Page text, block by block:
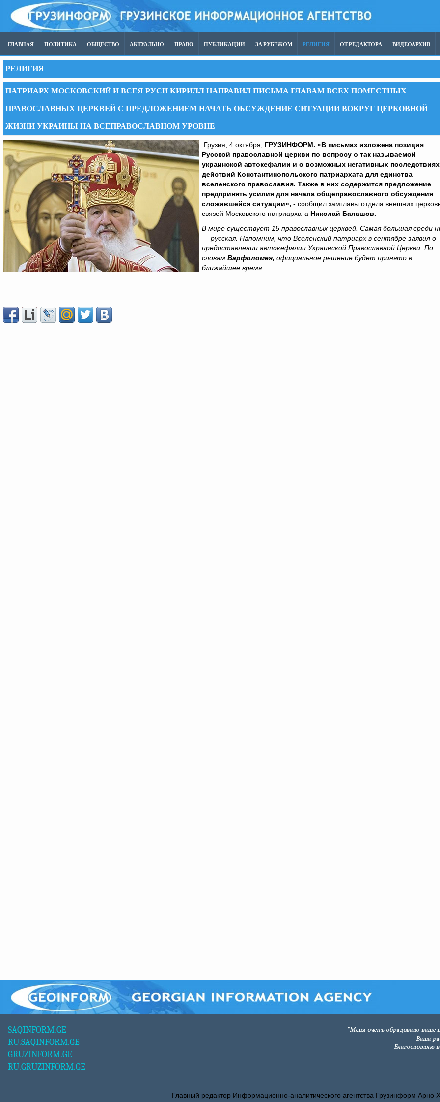
ГЛАВНАЯ ПОЛИТИКА ОБЩЕСТВО АКТУАЛЬНО ПРАВО ПУБЛИКАЦИИ ЗА РУБЕЖОМ РЕЛИГИЯ ОТ РЕДАКТОРА ВИДЕОАРХИВ
РЕЛИГИЯ
ПАТРИАРХ МОСКОВСКИЙ И ВСЕЯ РУСИ КИРИЛЛ НАПРАВИЛ ПИСЬМА ГЛАВАМ ВСЕХ ПОМЕСТНЫХ
ПРАВОСЛАВНЫХ ЦЕРКВЕЙ С ПРЕДЛОЖЕНИЕМ НАЧАТЬ ОБСУЖДЕНИЕ СИТУАЦИИ ВОКРУГ ЦЕРКОВНОЙ
ЖИЗНИ УКРАИНЫ НА ВСЕПРАВОСЛАВНОМ УРОВНЕ
Грузия, 4 октября, ГРУЗИНФОРМ. «В письмах изложена позиция
Русской православной церкви по вопросу о так называемой
украинской автокефалии и о возможных негативных последствиях
действий Константинопольского патриархата для единства
вселенского православия. Также в них содержится предложение
предпринять усилия для начала общеправославного обсуждения
сложившейся ситуации», - сообщил замглавы отдела внешних
связей Московского патриархата Николай Балашов.
В мире существует 15 православных церквей. Самая большая среди
— русская. Напомним, что Вселенский патриарх в сентябре заявил о
предоставлении автокефалии Украинской Православной Церкви. По
словам Варфоломея, официальное решение будет принято в
ближайшее время.
SAQINFORM.GE
RU.SAQINFORM.GE
GRUZINFORM.GE
RU.GRUZINFORM.GE
Главный редактор Информационно-аналитического агентства Грузинформ Арно